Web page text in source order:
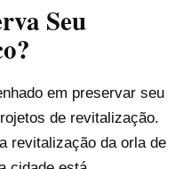
Seu
em preservar seu
de revitalização.
revitalização da orla de